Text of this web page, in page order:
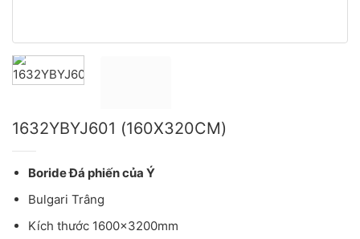
1632YBYJ601 (160X320CM)
Boride Đá phiến của Ý
Bulgari Trâng
Kích thước 1600x3200mm